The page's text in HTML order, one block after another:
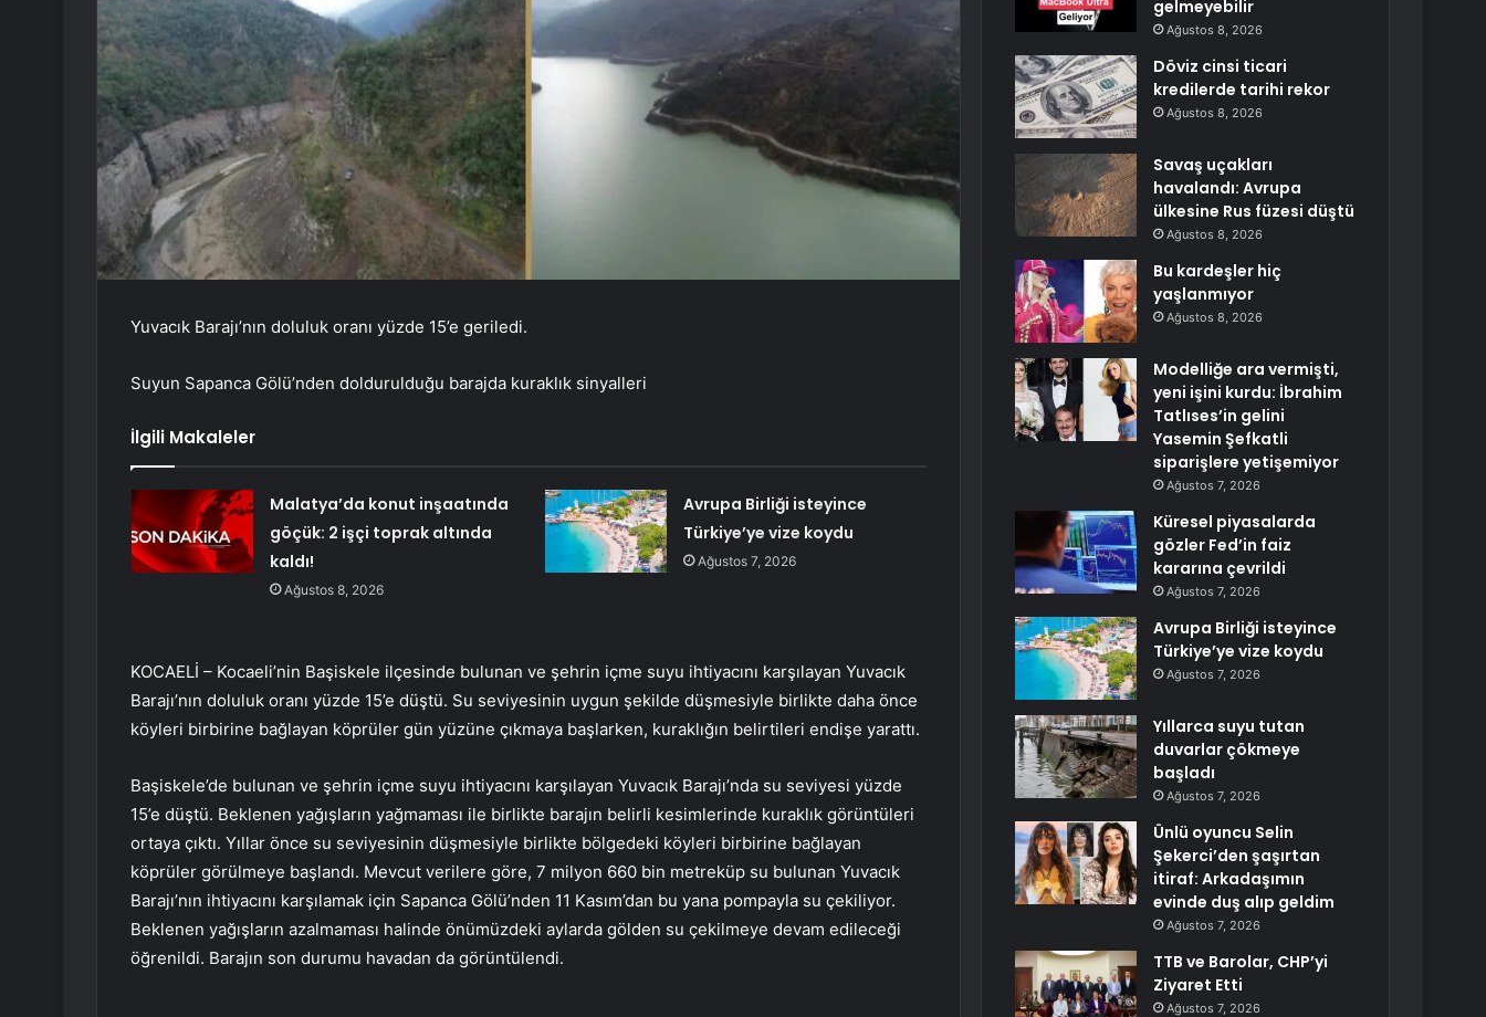
Yuvacık Barajı’nın doluluk oranı yüzde 15’e geriledi.
Suyun Sapanca Gölü’nden doldurulduğu barajda kuraklık sinyalleri
İlgili Makaleler
Malatya’da konut inşaatında
göçük: 2 işçi toprak altında
kaldı!
Ağustos 8, 2026
Avrupa Birliği isteyince
Türkiye’ye vize koydu
Ağustos 7, 2026
KOCAELİ – Kocaeli’nin Başiskele ilçesinde bulunan ve şehrin içme suyu ihtiyacını karşılayan Yuvacık
Barajı’nın doluluk oranı yüzde 15’e düştü. Su seviyesinin uygun şekilde düşmesiyle birlikte daha önce
köyleri birbirine bağlayan köprüler gün yüzüne çıkmaya başlarken, kuraklığın belirtileri endişe yarattı.
Başiskele’de bulunan ve şehrin içme suyu ihtiyacını karşılayan Yuvacık Barajı’nda su seviyesi yüzde
15’e düştü. Beklenen yağışların yağmaması ile birlikte barajın belirli kesimlerinde kuraklık görüntüleri
ortaya çıktı. Yıllar önce su seviyesinin düşmesiyle birlikte bölgedeki köyleri birbirine bağlayan
köprüler görülmeye başlandı. Mevcut verilere göre, 7 milyon 660 bin metreküp su bulunan Yuvacık
Barajı’nın ihtiyacını karşılamak için Sapanca Gölü’nden 11 Kasım’dan bu yana pompayla su çekiliyor.
Beklenen yağışların azalmaması halinde önümüzdeki aylarda gölden su çekilmeye devam edileceği
öğrenildi. Barajın son durumu havadan da görüntülendi.
gelmeyebilir
Ağustos 8, 2026
Döviz cinsi ticari
kredilerde tarihi rekor
Ağustos 8, 2026
Savaş uçakları
havalandı: Avrupa
ülkesine Rus füzesi düştü
Ağustos 8, 2026
Bu kardeşler hiç
yaşlanmıyor
Ağustos 8, 2026
Modelliğe ara vermişti,
yeni işini kurdu: İbrahim
Tatlıses’in gelini
Yasemin Şefkatli
siparişlere yetişemiyor
Ağustos 7, 2026
Küresel piyasalarda
gözler Fed’in faiz
kararına çevrildi
Ağustos 7, 2026
Avrupa Birliği isteyince
Türkiye’ye vize koydu
Ağustos 7, 2026
Yıllarca suyu tutan
duvarlar çökmeye
başladı
Ağustos 7, 2026
Ünlü oyuncu Selin
Şekerci’den şaşırtan
itiraf: Arkadaşımın
evinde duş alıp geldim
Ağustos 7, 2026
TTB ve Barolar, CHP’yi
Ziyaret Etti
Ağustos 7, 2026